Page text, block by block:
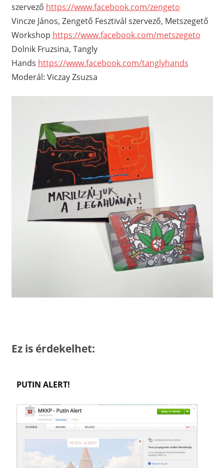
szervező https://www.facebook.com/zengeto
Vincze János, Zengető Fesztivál szervező, Metszegető
Workshop https://www.facebook.com/metszegeto
Dolnik Fruzsina, Tangly
Hands https://www.facebook.com/tanglyhands
Moderál: Viczay Zsuzsa
Ez is érdekelhet:
PUTIN ALERT!